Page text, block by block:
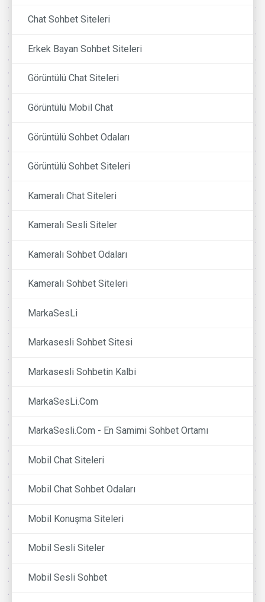
Chat Sohbet Siteleri
Erkek Bayan Sohbet Siteleri
Görüntülü Chat Siteleri
Görüntülü Mobil Chat
Görüntülü Sohbet Odaları
Görüntülü Sohbet Siteleri
Kameralı Chat Siteleri
Kameralı Sesli Siteler
Kameralı Sohbet Odaları
Kameralı Sohbet Siteleri
MarkaSesLi
Markasesli Sohbet Sitesi
Markasesli Sohbetin Kalbi
MarkaSesLi.Com
MarkaSesli.Com - En Samimi Sohbet Ortamı
Mobil Chat Siteleri
Mobil Chat Sohbet Odaları
Mobil Konuşma Siteleri
Mobil Sesli Siteler
Mobil Sesli Sohbet